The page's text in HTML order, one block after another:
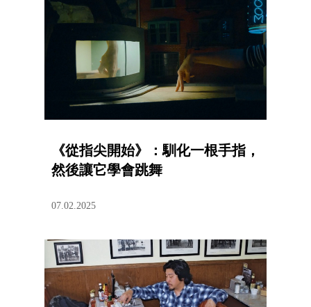
《從指尖開始》：馴化一根手指，
然後讓它學會跳舞
07.02.2025